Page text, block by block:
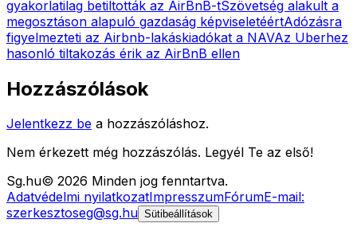
gyakorlatilag betiltották az AirBnB-tSzövetség alakult a
megosztáson alapuló gazdaság képviseletéértAdózásra
figyelmezteti az Airbnb-lakáskiadókat a NAVAz Uberhez
hasonló tiltakozás érik az AirBnB ellen
Hozzászólások
Jelentkezz be a hozzászóláshoz.
Nem érkezett még hozzászólás. Legyél Te az első!
Sg.hu© 2026 Minden jog fenntartva.
Adatvédelmi nyilatkozatImpresszumFórumE-mail:
szerkesztoseg@sg.hu Sütibeállítások